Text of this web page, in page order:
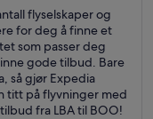
flyselskaper og
for deg å finne et
som passer deg
gode tilbud. Bare
så gjør Expedia
titt på flyvninger med
fra LBA til BOO!